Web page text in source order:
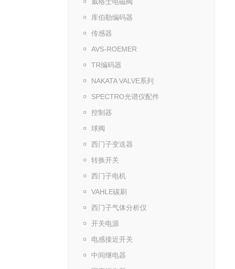
库伯勒编码器
传感器
AVS-ROEMER
TR编码器
NAKATA VALVE系列
SPECTRO光谱仪配件
控制器
球阀
西门子变送器
转换开关
西门子电机
VAHLE碳刷
西门子气体分析仪
开关电源
电感接近开关
中间继电器